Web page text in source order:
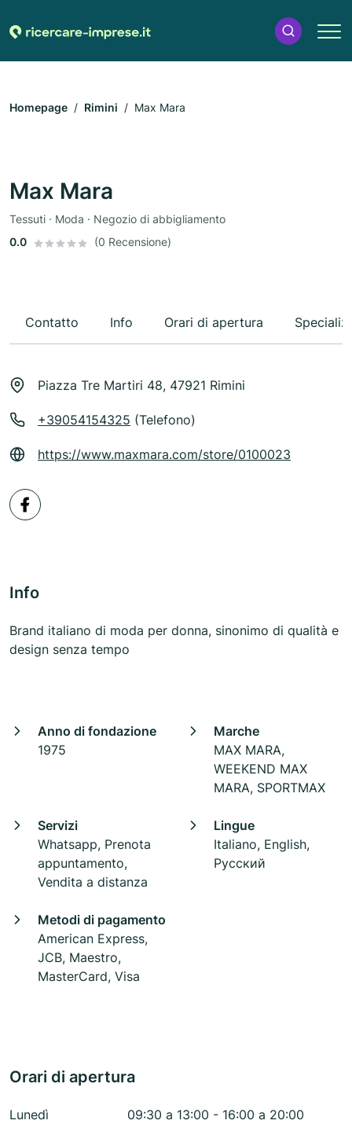
Homepage Rimini Max Mara
Max Mara
Tessuti · Moda · Negozio di abbigliamento
0.0
(0 Recensione)
Contatto Info Orari di apertura
Piazza Tre Martiri 48, 47921 Rimini
+39054154325 (Telefono)
https://www.maxmara.com/store/0100023
Info
Brand italiano di moda per donna, sinonimo di qualità e
design senza tempo
Anno di fondazione
1975
Marche
MAX MARA,
WEEKEND MAX
MARA, SPORTMAX
Servizi
Whatsapp, Prenota
appuntamento,
Vendita a distanza
Lingue
Italiano, English,
Pусский
Metodi di pagamento
American Express,
JCB, Maestro,
MasterCard, Visa
Orari di apertura
Lunedì
09:30 a 13:00 - 16:00 a 20:00